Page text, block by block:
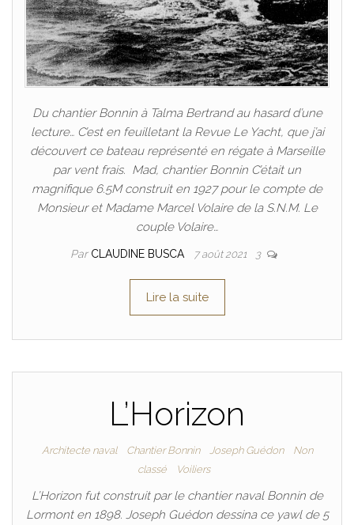
Du chantier Bonnin à Talma Bertrand au hasard d’une
lecture… C’est en feuilletant la Revue Le Yacht, que j’ai
découvert ce bateau représenté en régate à Marseille
par vent frais. Mad, chantier Bonnin C’était un
magnifique 6.5M construit en 1927 pour le compte de
Monsieur et Madame Marcel Volaire de la S.N.M. Le
couple Volaire…
Par CLAUDINE BUSCA 7 août 2021 3
Lire la suite
L’Horizon
Architecte naval Chantier Bonnin Joseph Guédon
Non
classé
Voiliers
L’Horizon fut construit par le chantier naval Bonnin de
Lormont en 1898. Joseph Guédon dessina ce yawl de 5